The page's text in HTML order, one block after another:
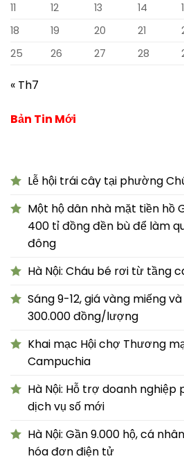
11
12 13 14
18
19 20 21
25
26 27 28
« Th7
Bản Tin Mới
Lễ hội trái cây tại phường
Một hộ dân nhà mặt tiền hồ
400 tỉ đồng đền bù để làm
đông
Hà Nội: Cháu bé rơi từ tầng
Sáng 9-12, giá vàng miếng
300.000 đồng/lượng
Khai mạc Hội chợ Thương
Campuchia
Hà Nội: Hỗ trợ doanh
dịch vụ số mới
Hà Nội: Gần 9.000 hộ, cá
hóa đơn điện tử